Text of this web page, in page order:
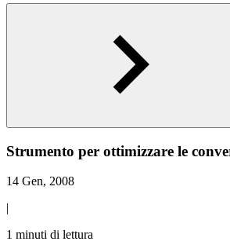
Strumento per ottimizzare le
14 Gen, 2008
|
1 minuti di lettura